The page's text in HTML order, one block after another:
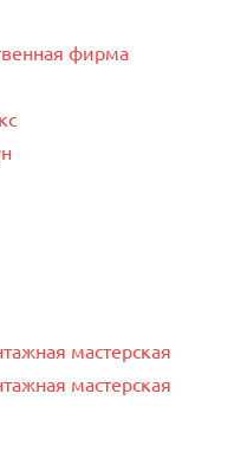
фирма
мастерская
мастерская